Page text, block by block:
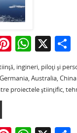
m
Pi
nt
er
e
W
h
at
s
p
X P
ză
ingineri, piloţi şi
Australia,
proiectele ştiinţific,